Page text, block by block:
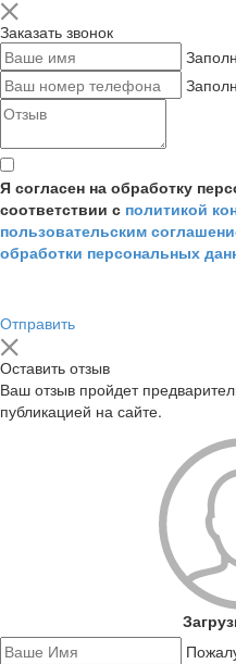
Заказать звонок
Я согласен на обработку
соответствии с политикой
пользовательским
обработки персональных
Отправить
Оставить отзыв
Ваш отзыв пройдет
публикацией на сайте.